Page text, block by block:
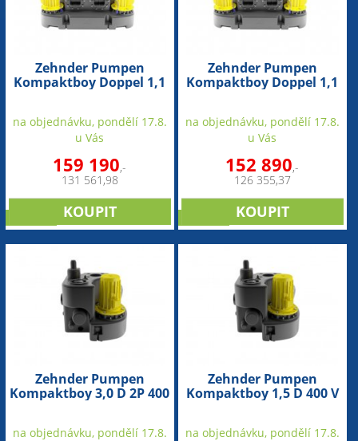
Zehnder Pumpen
Kompaktboy Doppel 1,1
vodu)
na objednávku, pondělí 17.8.
u Vás
159 190,-
131 561,98
Zehnder Pumpen
Kompaktboy Doppel 1,1
vodu)
na objednávku, pondělí 17.8.
u Vás
152 890,-
126 355,37
Zehnder Pumpen
Kompaktboy 3,0 D 2P 400
na objednávku, pondělí 17.8.
Zehnder Pumpen
Kompaktboy 1,5 D 400 V
na objednávku, pondělí 17.8.